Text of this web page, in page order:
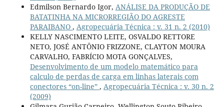
Edmilson Bernardo Igor, ANÁLISE DA PRODUÇÃO DE
BATATINHA NA MICRORREGIÃO DO AGRESTE
PARAIBANO , Agropecuária Técnica : v. 31 n. 2 (2010)
KELLY NASCIMENTO LEITE, OSVALDO RETTORE
NETO, JOSÉ ANTÔNIO FRIZZONE, CLAYTON MOURA
CARVALHO, FABRÍCIO MOTA GONÇALVES,
Desenvolvimento de um modelo matemático para
calculo de perdas de carga em linhas laterais com
conectores “on-line” , Agropecuária Técnica : v. 30 n. 2
(2009)